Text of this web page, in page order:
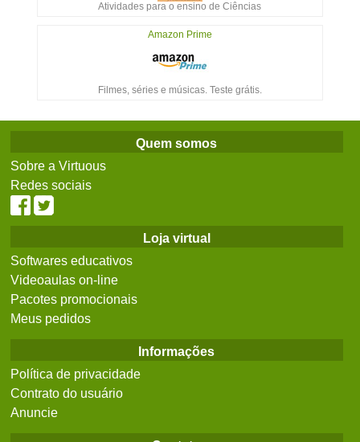
Atividades para o ensino de Ciências
Amazon Prime
Filmes, séries e músicas. Teste grátis.
Quem somos
Sobre a Virtuous
Redes sociais
Loja virtual
Softwares educativos
Videoaulas on-line
Pacotes promocionais
Meus pedidos
Informações
Política de privacidade
Contrato do usuário
Anuncie